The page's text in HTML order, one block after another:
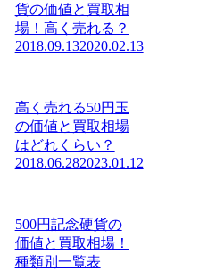
貨の価値と買取相
場！高く売れる？
2018.09.132020.02.13
高く売れる50円玉
の価値と買取相場
はどれくらい？
2018.06.282023.01.12
500円記念硬貨の
価値と買取相場！
種類別一覧表